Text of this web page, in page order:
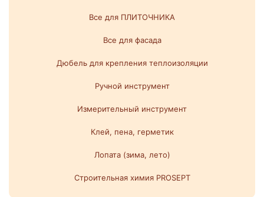
Все для ПЛИТОЧНИКА
Все для фасада
Дюбель для крепления теплоизоляции
Ручной инструмент
Измерительный инструмент
Клей, пена, герметик
Лопата (зима, лето)
Строительная химия PROSEPT